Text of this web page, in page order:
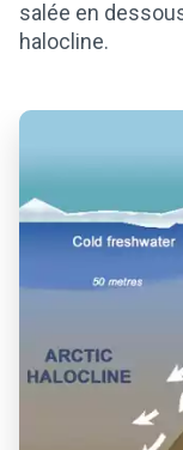
salée en
halocline.